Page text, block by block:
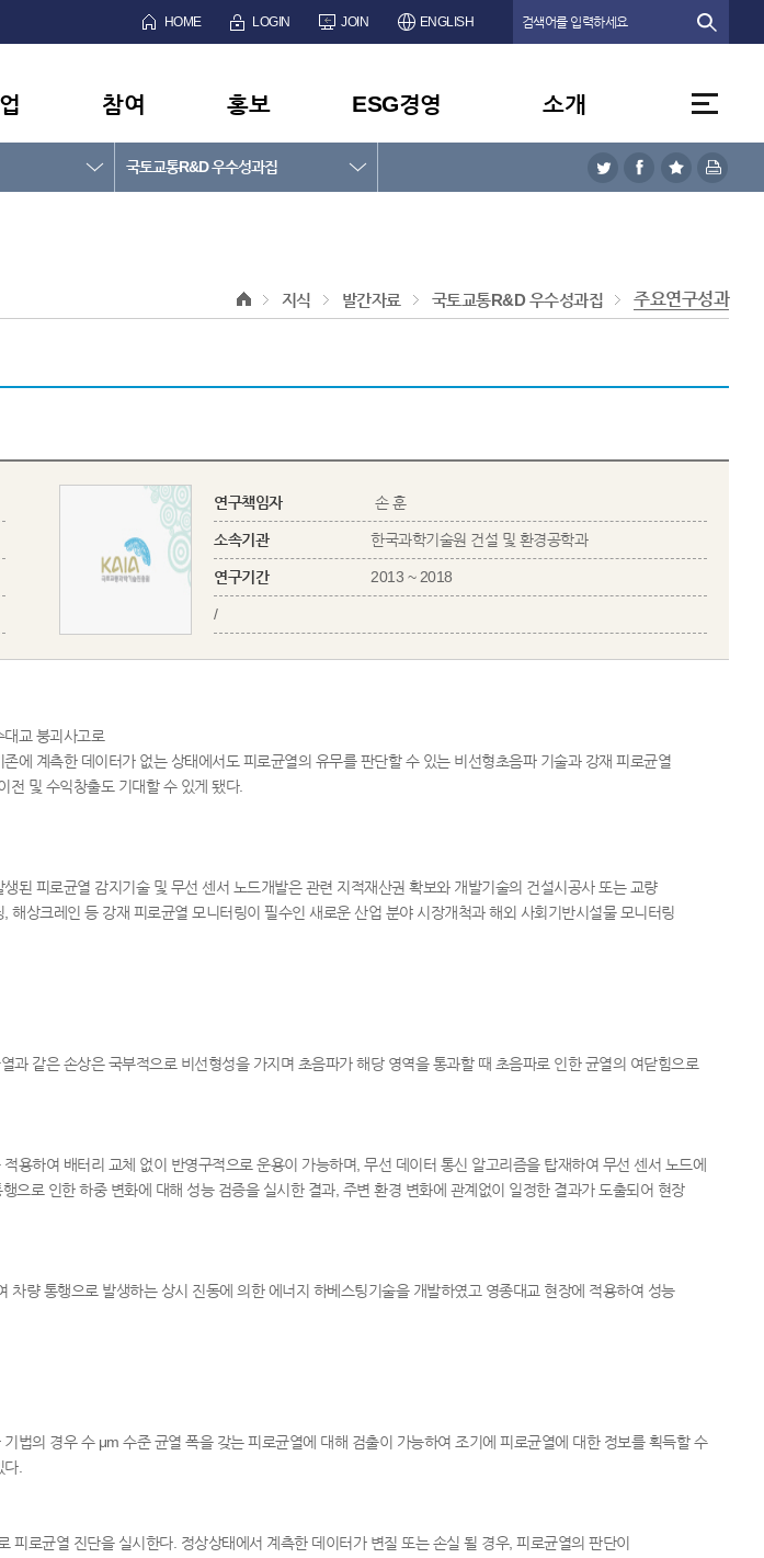
HOME LOGIN JOIN ENGLISH
참여 홍보 ESG경영 소개
국토교통R&D 우수성과집
지식 발간자료 국토교통R&D 우수성과집 주요연구성과
연구책임자 손 훈
소속기관 한국과학기술원 건설 및 환경공학과
연구기간 2013 ~ 2018
/
교 붕괴사고로
계측한 데이터가 없는 상태에서도 피로균열의 유무를 판단할 수 있는 비선형초음파 기술과 강재 피로균열
전 및 수익창출도 기대할 수 있게 됐다.
된 피로균열 감지기술 및 무선 센서 노드개발은 관련 지적재산권 확보와 개발기술의 건설시공사 또는 교량
상크레인 등 강재 피로균열 모니터링이 필수인 새로운 산업 분야 시장개척과 해외 사회기반시설물 모니터링
같은 손상은 국부적으로 비선형성을 가지며 초음파가 해당 영역을 통과할 때 초음파로 인한 균열의 여닫힘으로
하여 배터리 교체 없이 반영구적으로 운용이 가능하며, 무선 데이터 통신 알고리즘을 탑재하여 무선 센서 노드에
로 인한 하중 변화에 대해 성능 검증을 실시한 결과, 주변 환경 변화에 관계없이 일정한 결과가 도출되어 현장
량 통행으로 발생하는 상시 진동에 의한 에너지 하베스팅기술을 개발하였고 영종대교 현장에 적용하여 성능
의 경우 수 μm 수준 균열 폭을 갖는 피로균열에 대해 검출이 가능하여 조기에 피로균열에 대한 정보를 획득할 수
.
로균열 진단을 실시한다. 정상상태에서 계측한 데이터가 변질 또는 손실 될 경우, 피로균열의 판단이